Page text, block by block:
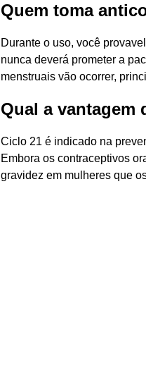
Quem toma
Durante o uso, você
nunca deverá prometer a
menstruais vão ocorrer,
Qual a vantagem
Ciclo 21 é indicado na
Embora os contraceptivos
gravidez em mulheres que